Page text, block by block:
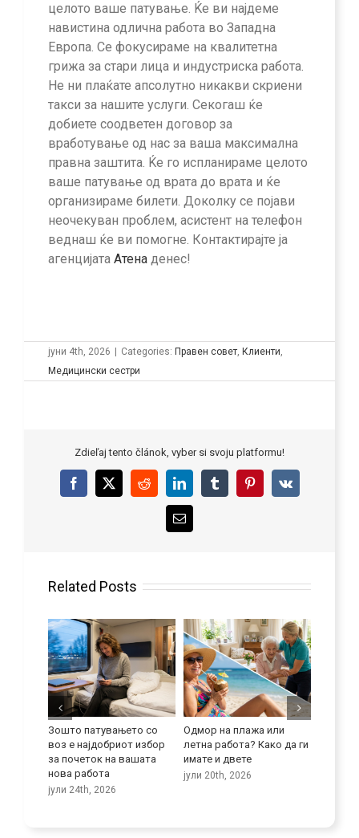
целото ваше патување. Ќе ви најдеме
навистина одлична работа во Западна
Европа. Се фокусираме на квалитетна
грижа за стари лица и индустриска работа.
Не ни плаќате апсолутно никакви скриени
такси за нашите услуги. Секогаш ќе
добиете соодветен договор за
вработување од нас за ваша максимална
правна заштита. Ќе го испланираме целото
ваше патување од врата до врата и ќе
организираме билети. Доколку се појави
неочекуван проблем, асистент на телефон
веднаш ќе ви помогне. Контактирајте ја
агенцијата Атена денес!
јуни 4th, 2026 Categories: Правен совет, Клиенти,
Медицински сестри
Zdieľaj tento článok, vyber si svoju platformu!
Facebook
X RedditLinkedInTumblrPinterest
Vk
Email
Related Posts
Зошто патувањето со
воз е најдобриот избор
за почеток на вашата
нова работа
јули 24th, 2026
Одмор на плажа или
летна работа? Како да ги
имате и двете
јули 20th, 2026